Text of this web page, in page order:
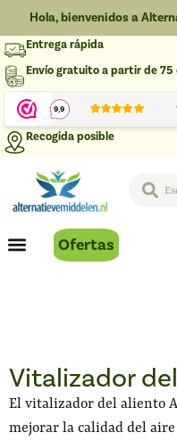
Hola, bienvenidos a
Entrega rápida
Envío gratuito a partir de 75
Recogida posible
Ofertas
Vitalizador
El vitalizador del aliento
mejorar la calidad del